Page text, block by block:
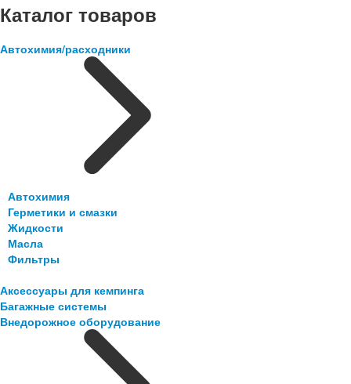
Каталог товаров
Автохимия/расходники
Автохимия
Герметики и смазки
Жидкости
Масла
Фильтры
Аксессуары для кемпинга
Багажные системы
Внедорожное оборудование